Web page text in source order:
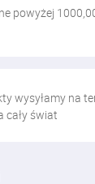
powyżej
wysyłamy na
cały świat